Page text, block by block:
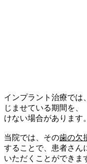
インプラント治療では
じませている期間を、
けない場合があります。
当院では、その歯の欠
することで、患者さん
いただくことができま